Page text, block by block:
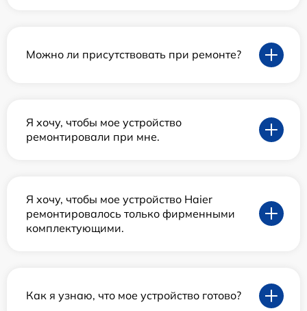
Можно ли присутствовать при ремонте?
Я хочу, чтобы мое устройство
ремонтировали при мне.
Я хочу, чтобы мое устройство Haier
ремонтировалось только фирменными
комплектующими.
Как я узнаю, что мое устройство готово?